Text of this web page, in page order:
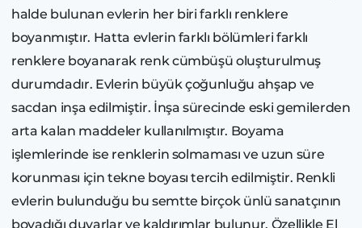
halde bulunan evlerin her biri farklı renklere
boyanmıştır. Hatta evlerin farklı bölümleri farklı
renklere boyanarak renk cümbüşü oluşturulmuş
durumdadır. Evlerin büyük çoğunluğu ahşap ve
sacdan inşa edilmiştir. İnşa sürecinde eski gemilerden
arta kalan maddeler kullanılmıştır. Boyama
işlemlerinde ise renklerin solmaması ve uzun süre
korunması için tekne boyası tercih edilmiştir. Renkli
evlerin bulunduğu bu semtte birçok ünlü sanatçının
boyadığı duvarlar ve kaldırımlar bulunur. Özellikle El